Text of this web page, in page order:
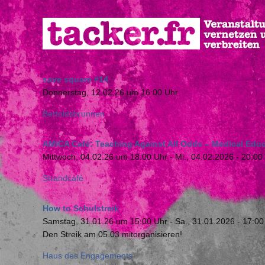
Direkt
zum
Inhalt
save square #14
Donnerstag, 12.02.26 um 16:00 Uhr
Bertoldsbrunnen
AMICA Café: Teaching Against All Odds – Medical
Mittwoch, 04.02.26 um 18:00 Uhr-Mi., 04.02.2026 - 20:00
Strandcafé
How to Schulstreik
Samstag, 31.01.26 um 15:00 Uhr-Sa., 31.01.2026 - 17:00
Den Streik am 05.03 mitorganisieren!
Haus des Engagements